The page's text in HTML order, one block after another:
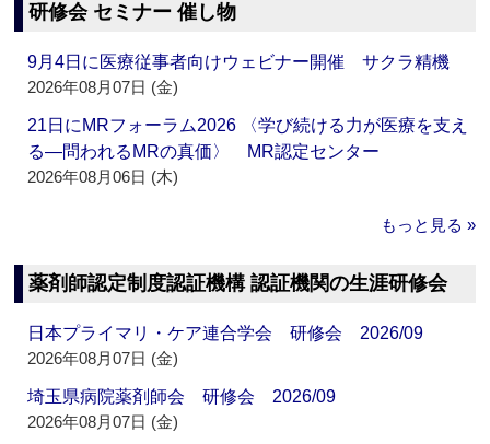
研修会 セミナー 催し物
9月4日に医療従事者向けウェビナー開催 サクラ精機
2026年08月07日 (金)
21日にMRフォーラム2026 〈学び続ける力が医療を支え
る―問われるMRの真価〉 MR認定センター
2026年08月06日 (木)
もっと見る »
薬剤師認定制度認証機構 認証機関の生涯研修会
日本プライマリ・ケア連合学会 研修会 2026/09
2026年08月07日 (金)
埼玉県病院薬剤師会 研修会 2026/09
2026年08月07日 (金)